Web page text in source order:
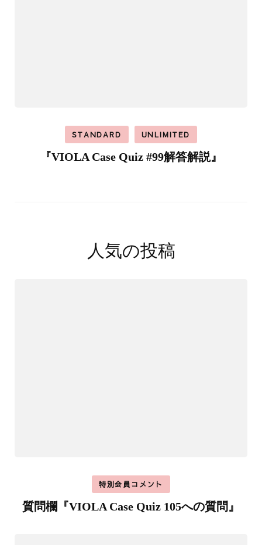
STANDARD UNLIMITED
『VIOLA Case Quiz #99解答解説』
人気の投稿
特別会員コメント
質問欄『VIOLA Case Quiz 105への質問』